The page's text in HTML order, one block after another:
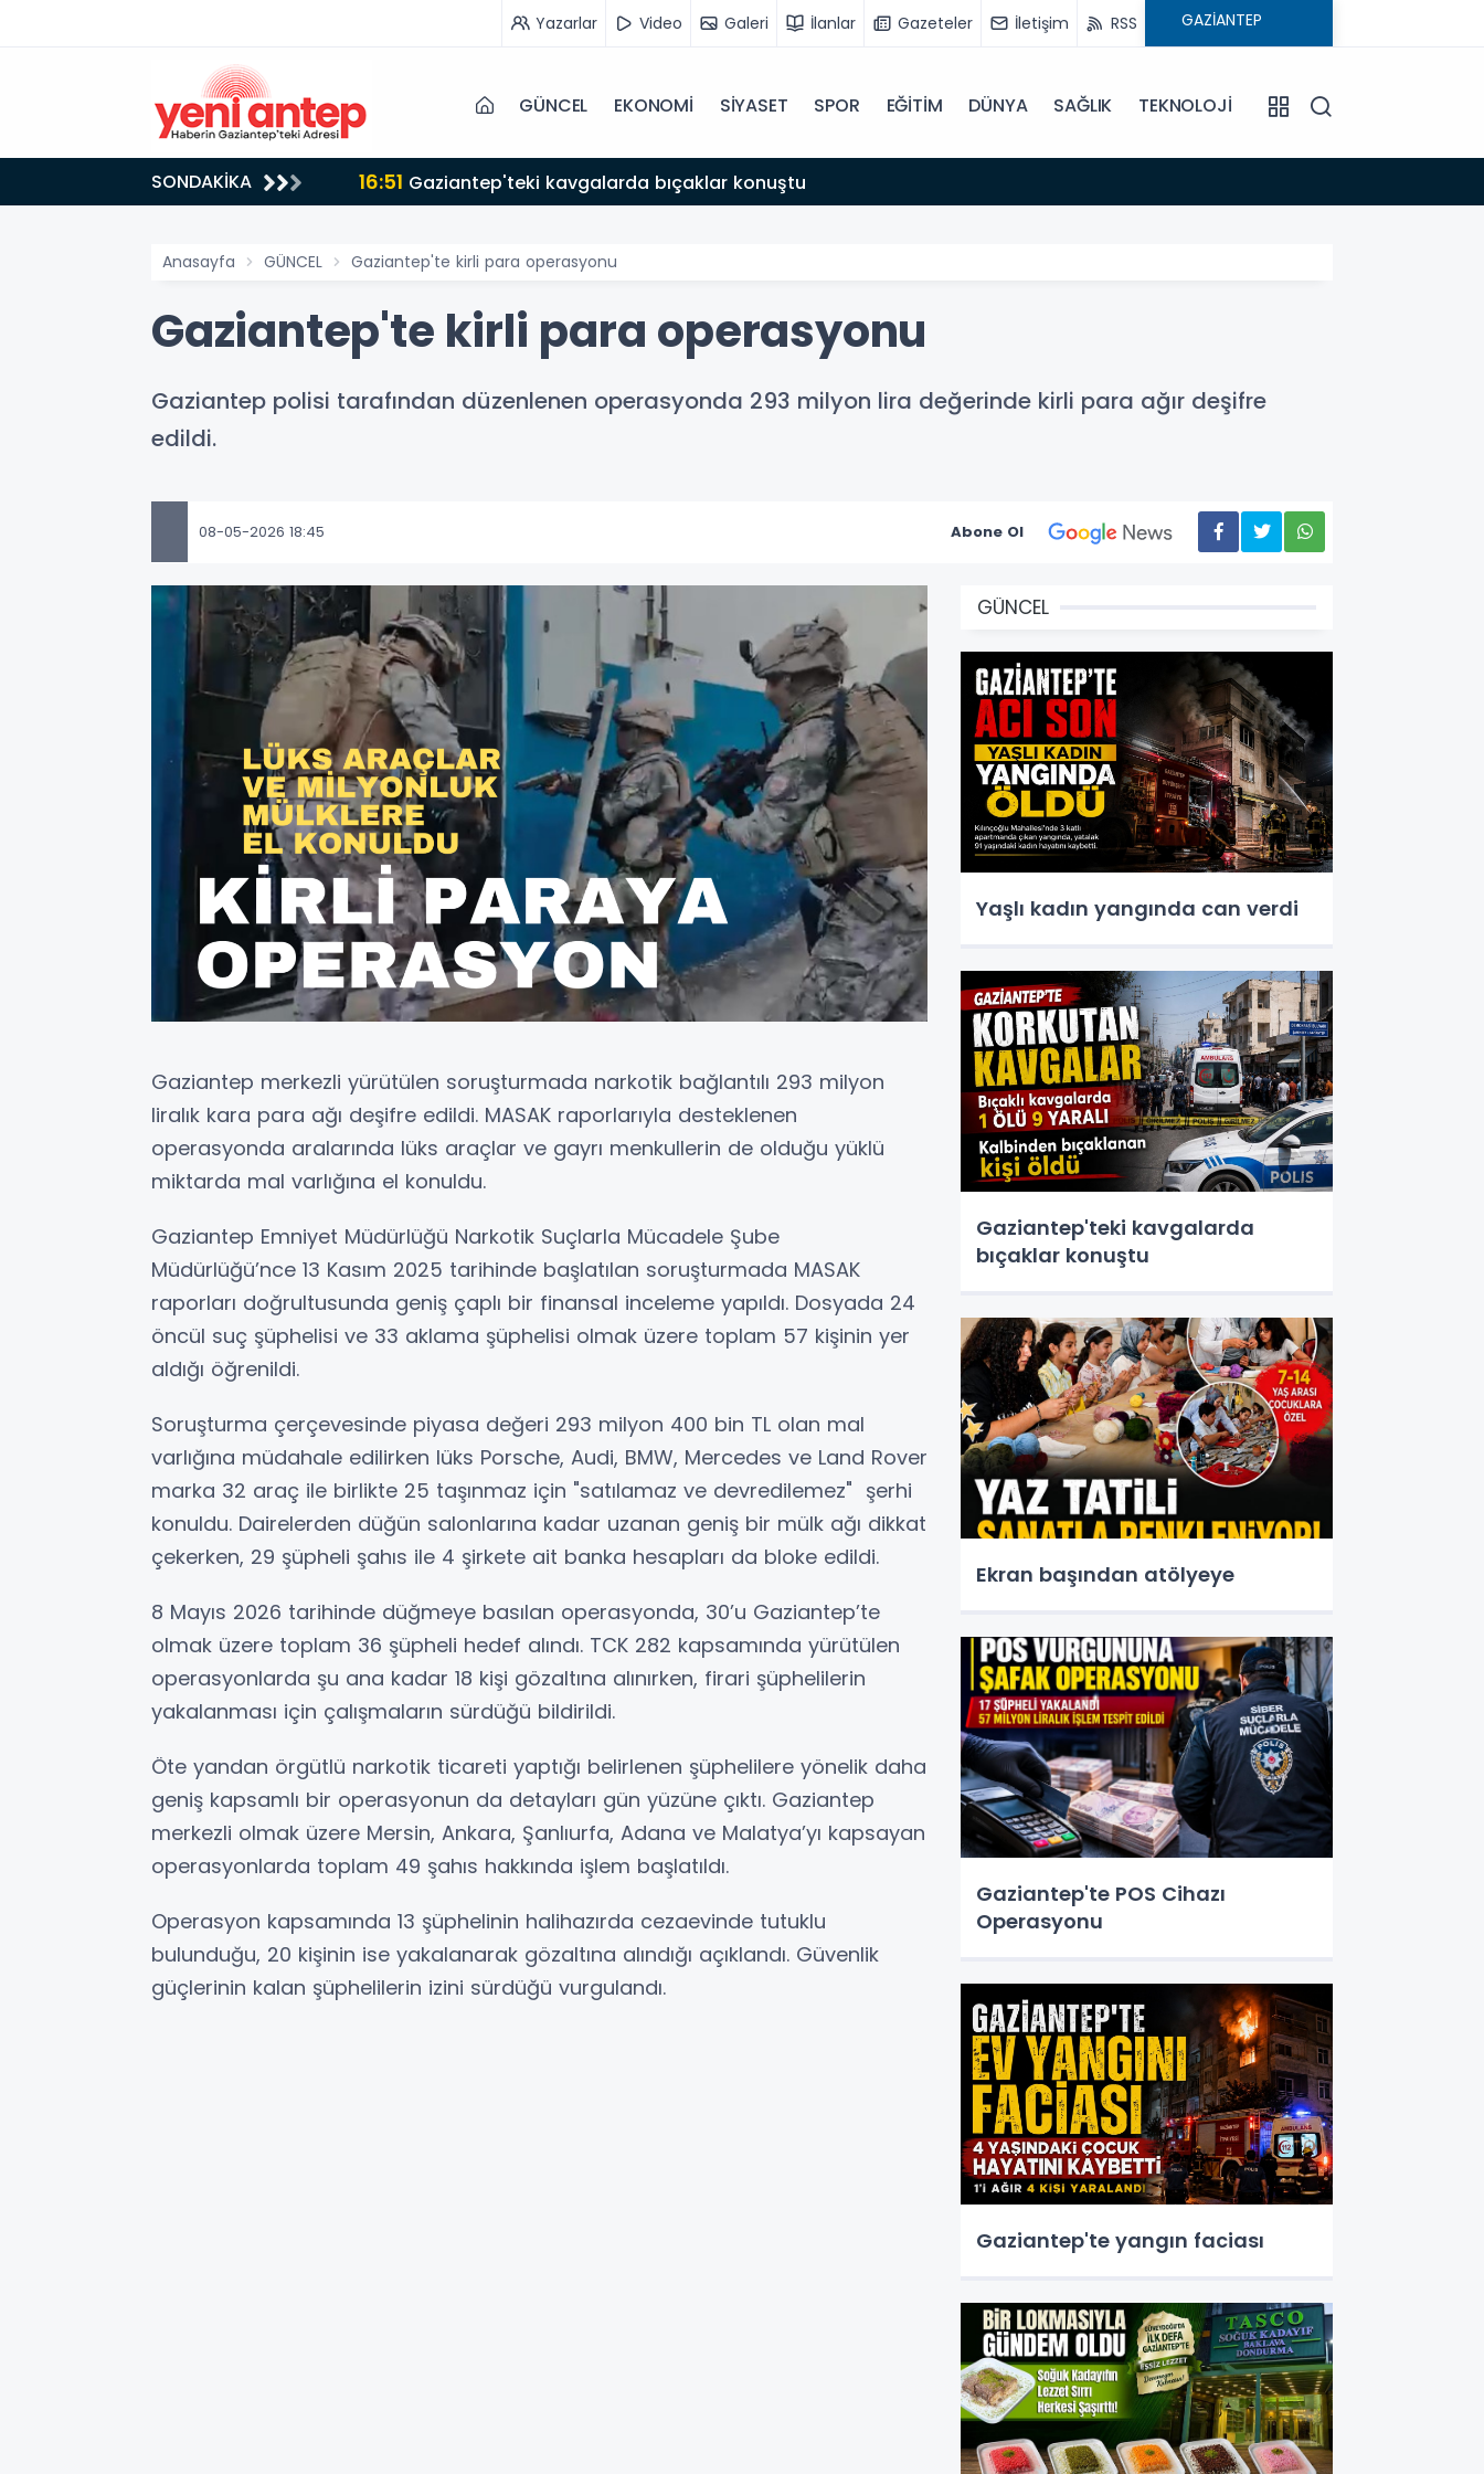
Yazarlar Video Galeri İlanlar Gazeteler İletişim RSS
GÜNCEL EKONOMİ SİYASET SPOR EĞİTİM DÜNYA SAĞLIK TEKNOLOJİ
SONDAKİKA 16:02 Çocuk Eğitim Merkezi'nde Mezuniyet Coşkusu
Anasayfa GÜNCEL Gaziantep'te kirli para operasyonu
Gaziantep'te kirli para operasyonu
Gaziantep polisi tarafından düzenlenen operasyonda 293 milyon lira değerinde kirli para ağır deşifre
edildi.
08-05-2026 18:45 Abone Ol
Gaziantep merkezli yürütülen soruşturmada narkotik bağlantılı 293 milyon
liralık kara para ağı deşifre edildi. MASAK raporlarıyla desteklenen
operasyonda aralarında lüks araçlar ve gayrı menkullerin de olduğu yüklü
miktarda mal varlığına el konuldu.
Gaziantep Emniyet Müdürlüğü Narkotik Suçlarla Mücadele Şube
Müdürlüğü’nce 13 Kasım 2025 tarihinde başlatılan soruşturmada MASAK
raporları doğrultusunda geniş çaplı bir finansal inceleme yapıldı. Dosyada 24
öncül suç şüphelisi ve 33 aklama şüphelisi olmak üzere toplam 57 kişinin yer
aldığı öğrenildi.
Soruşturma çerçevesinde piyasa değeri 293 milyon 400 bin TL olan mal
varlığına müdahale edilirken lüks Porsche, Audi, BMW, Mercedes ve Land Rover
marka 32 araç ile birlikte 25 taşınmaz için "satılamaz ve devredilemez" şerhi
konuldu. Dairelerden düğün salonlarına kadar uzanan geniş bir mülk ağı dikkat
çekerken, 29 şüpheli şahıs ile 4 şirkete ait banka hesapları da bloke edildi.
8 Mayıs 2026 tarihinde düğmeye basılan operasyonda, 30’u Gaziantep’te
olmak üzere toplam 36 şüpheli hedef alındı. TCK 282 kapsamında yürütülen
operasyonlarda şu ana kadar 18 kişi gözaltına alınırken, firari şüphelilerin
yakalanması için çalışmaların sürdüğü bildirildi.
Öte yandan örgütlü narkotik ticareti yaptığı belirlenen şüphelilere yönelik daha
geniş kapsamlı bir operasyonun da detayları gün yüzüne çıktı. Gaziantep
merkezli olmak üzere Mersin, Ankara, Şanlıurfa, Adana ve Malatya’yı kapsayan
operasyonlarda toplam 49 şahıs hakkında işlem başlatıldı.
Operasyon kapsamında 13 şüphelinin halihazırda cezaevinde tutuklu
bulunduğu, 20 kişinin ise yakalanarak gözaltına alındığı açıklandı. Güvenlik
güçlerinin kalan şüphelilerin izini sürdüğü vurgulandı.
GÜNCEL
Yaşlı kadın yangında can verdi
Gaziantep'teki kavgalarda
bıçaklar konuştu
Ekran başından atölyeye
Gaziantep'te POS Cihazı
Operasyonu
Gaziantep'te yangın faciası